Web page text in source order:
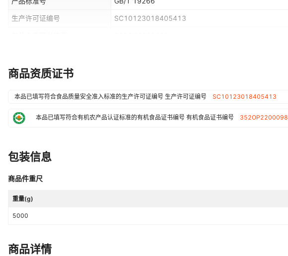
生产许可证编号 SC10123018405413
地理标志产品证书编号
商品资质证书
本品已填写符合食品质量安全准入标准的生产许可证编号 生产许可证编号 SC10123018405413
本品已填写符合有机农产品认证标准的有机食品证书编号 有机食品证书编号 352OP2200098
包装信息
商品件重尺
重量(g)
5000
商品详情